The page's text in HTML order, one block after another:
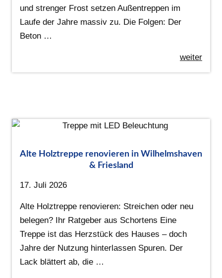
und strenger Frost setzen Außentreppen im
Laufe der Jahre massiv zu. Die Folgen: Der
Beton …
weiter
Alte Holztreppe renovieren in Wilhelmshaven
& Friesland
17. Juli 2026
Alte Holztreppe renovieren: Streichen oder neu
belegen? Ihr Ratgeber aus Schortens Eine
Treppe ist das Herzstück des Hauses – doch
Jahre der Nutzung hinterlassen Spuren. Der
Lack blättert ab, die …